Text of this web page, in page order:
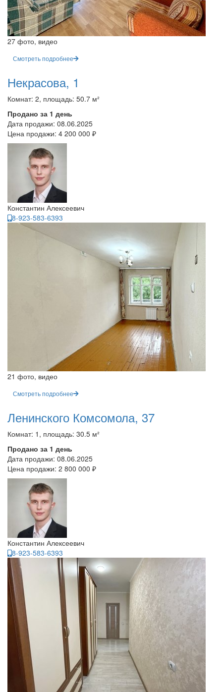
27 фото, видео
Смотреть подробнее
Некрасова, 1
Комнат: 2, площадь: 50.7 м²
Продано за 1 день
Дата продажи: 08.06.2025
Цена продажи: 4 200 000 ₽
Константин Алексеевич
8-923-583-6393
21 фото, видео
Смотреть подробнее
Ленинского Комсомола, 37
Комнат: 1, площадь: 30.5 м²
Продано за 1 день
Дата продажи: 08.06.2025
Цена продажи: 2 800 000 ₽
Константин Алексеевич
8-923-583-6393